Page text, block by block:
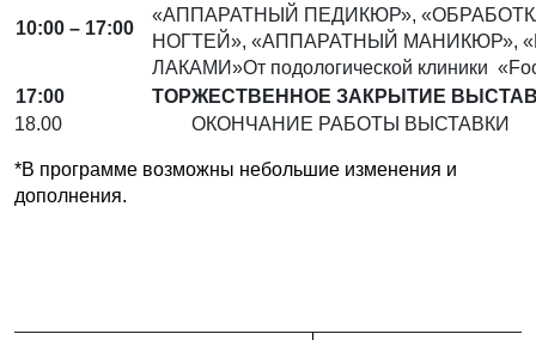
10:00 – 17:00
«АППАРАТНЫЙ ПЕДИКЮР»,
НОГТЕЙ», «АППАРАТНЫЙ МАНИКЮР»,
ЛАКАМИ»От подологической клиники
17:00
ТОРЖЕСТВЕННОЕ ЗАКРЫТИЕ
18.00 ОКОНЧАНИЕ РАБОТЫ ВЫСТАВКИ
*В программе возможны небольшие изменения и
дополнения.